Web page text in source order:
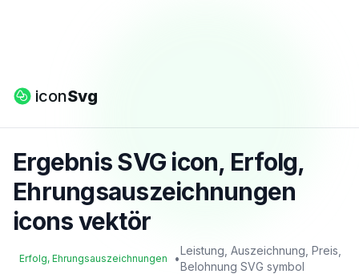
iconSvg
Ergebnis SVG icon, Erfolg,
Ehrungsauszeichnungen
icons vektör
Erfolg, Ehrungsauszeichnungen •
Leistung, Auszeichnung, Preis,
Belohnung SVG symbol